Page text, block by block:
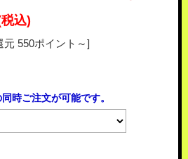
込)
元 550ポイント～]
時ご注文が可能です。